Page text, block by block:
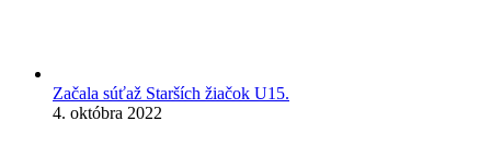
Začala súťaž Starších žiačok U15.
4. októbra 2022